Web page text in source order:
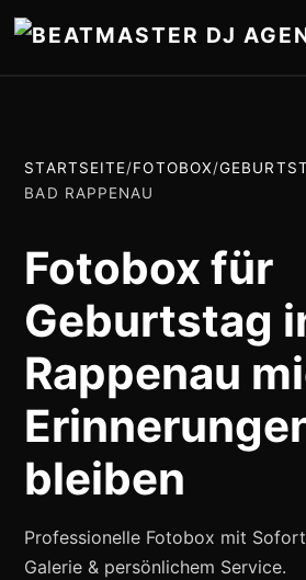
STARTSEITE/FOTOBOX/
BAD RAPPENAU
Fotobox für
Geburtstag
Rappenau
bleiben
Professionelle Fotobox mit
Galerie & persönlichem Service.